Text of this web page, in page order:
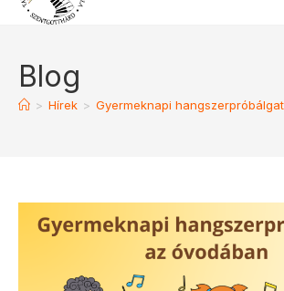
Blog
> Hírek > Gyermeknapi